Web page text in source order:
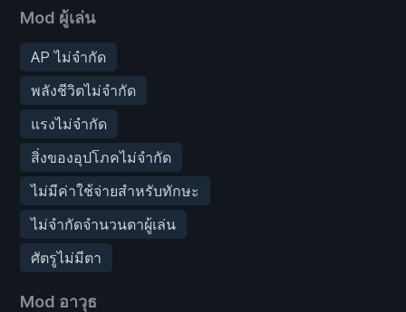
Mod ผู้เล่น
AP ไม่จำกัด
พลังชีวิตไม่จำกัด
แรงไม่จำกัด
สิ่งของอุปโภคไม่จำกัด
ไม่มีค่าใช้จ่ายสำหรับทักษะ
ไม่จำกัดจำนวนตาผู้เล่น
ศัตรูไม่มีตา
Mod อาวุธ